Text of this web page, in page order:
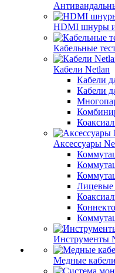
HDMI шнуры и
Кабельные
Кабели Netlan
Кабели
Кабели
Аксессуары
Лицевые
Инструменты
Медные кабели